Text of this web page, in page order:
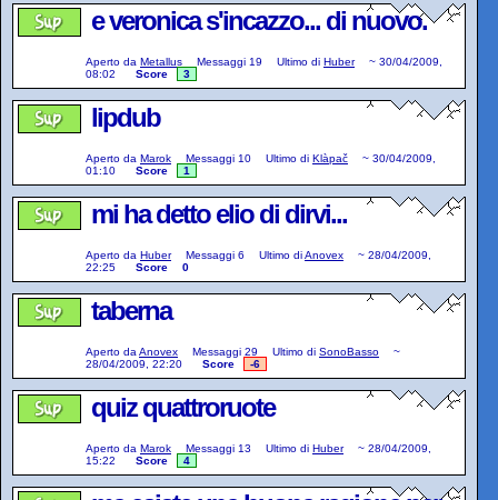
e veronica s'incazzo... di nuovo.
Aperto da Metallus Messaggi 19 Ultimo di Huber ~ 30/04/2009,
08:02
Score 3
lipdub
Aperto da Marok Messaggi 10 Ultimo di Klàpač ~ 30/04/2009,
01:10
Score 1
mi ha detto elio di dirvi...
Aperto da Huber Messaggi 6 Ultimo diAnovex ~ 28/04/2009,
22:25
Score 0
taberna
Aperto da Anovex Messaggi 29 Ultimo di SonoBasso
~
28/04/2009, 22:20
Score -6
quiz quattroruote
Aperto da Marok Messaggi 13 Ultimo di Huber ~ 28/04/2009,
15:22
Score 4